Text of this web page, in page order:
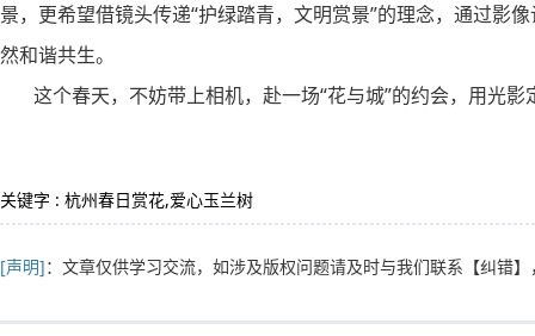
景，更希望借镜头传递“护绿踏青，文明赏景”的理念，通过影
然和谐共生。
这个春天，不妨带上相机，赴一场“花与城”的约会，用光影
关键字 : 杭州春日赏花,爱心玉兰树
[声明]：文章仅供学习交流，如涉及版权问题请及时与我们联系 【纠错】